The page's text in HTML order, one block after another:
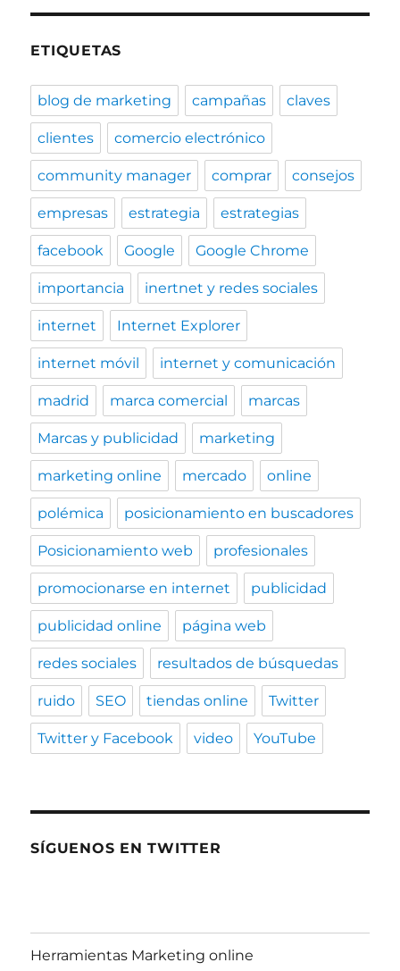
ETIQUETAS
blog de marketing campañas claves
clientes comercio electrónico
community manager comprar consejos
empresas estrategia estrategias
facebook Google Google Chrome
importancia inertnet y redes sociales
internet Internet Explorer
internet móvil internet y comunicación
madrid marca comercial marcas
Marcas y publicidad marketing
marketing online mercado online
polémica posicionamiento en buscadores
Posicionamiento web profesionales
promocionarse en internet publicidad
publicidad online página web
redes sociales resultados de búsquedas
ruido SEO tiendas online Twitter
Twitter y Facebook video YouTube
SÍGUENOS EN TWITTER
Herramientas Marketing online